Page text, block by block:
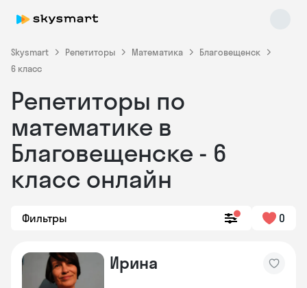
Skysmart Репетиторы Математика
Благовещенск
6 класс
Репетиторы по
математике в
Благовещенске - 6
класс онлайн
Фильтры 0
Ирина
Skysmart Chat